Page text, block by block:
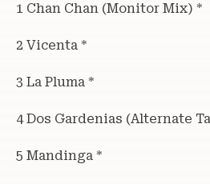
1 Chan Chan (Monitor Mix) *
2 Vicenta *
3 La Pluma *
4 Dos Gardenias (Alternate
5 Mandinga *